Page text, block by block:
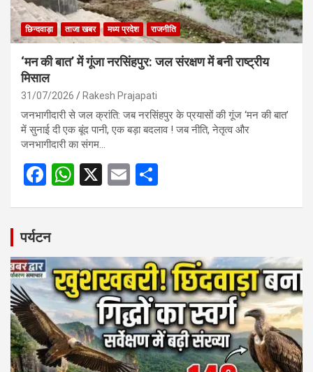
छिन्दवाड़ा ताजा खबर मध्य प्रदेश राजनीति
‘मन की बात’ में गूंजा नरसिंहपुर: जल संरक्षण में बनी राष्ट्रीय
मिसाल
31/07/2026 Rakesh Prajapati
जनभागीदारी से जल क्रांति: जब नरसिंहपुर के प्रयासों की गूंज ‘मन की बात’
में सुनाई दी एक बूंद पानी, एक बड़ा बदलाव ! जब नीति, नेतृत्व और
जनभागीदारी का संगम…
F
b
o
o
k
W
A
p
p
X
E
पर्यटन